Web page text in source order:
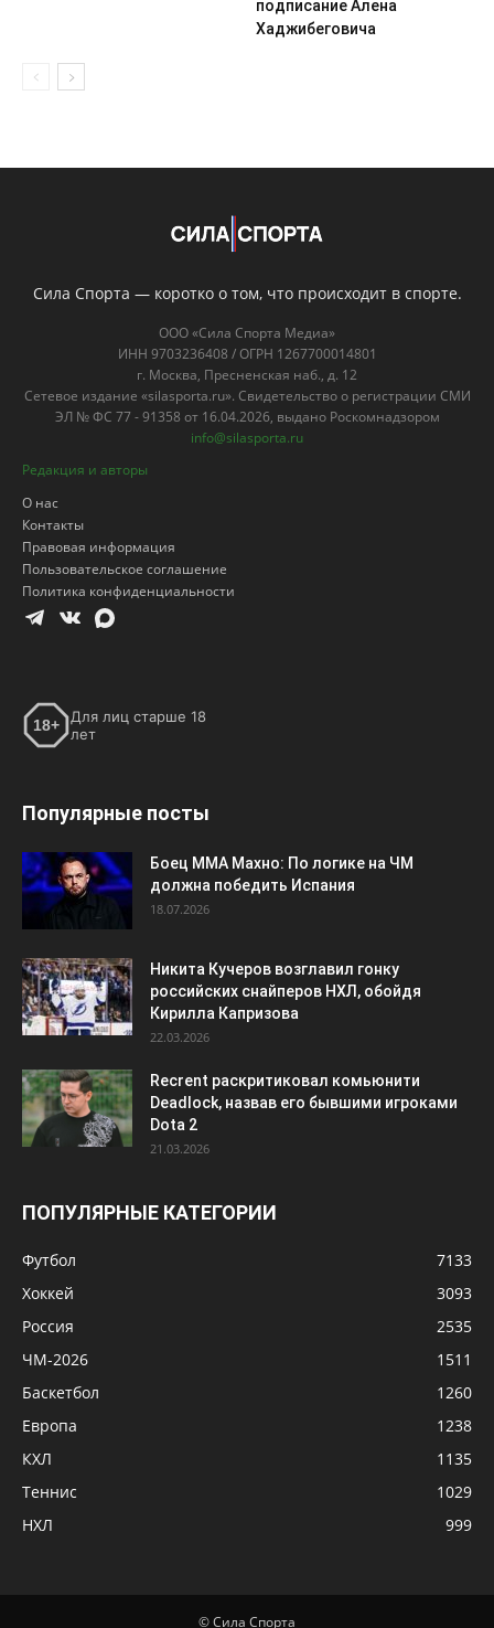
подписание Алена
Хаджибеговича
Сила Спорта — коротко о том, что происходит в спорте.
ООО «Сила Спорта Медиа»
ИНН 9703236408 / ОГРН 1267700014801
г. Москва, Пресненская наб., д. 12
Сетевое издание «silasporta.ru». Свидетельство о регистрации СМИ
ЭЛ № ФС 77 - 91358 от 16.04.2026, выдано Роскомнадзором
info@silasporta.ru
Редакция и авторы
О нас
Контакты
Правовая информация
Пользовательское соглашение
Политика конфиденциальности
18+
Для лиц старше 18
лет
Популярные посты
Боец ММА Махно: По логике на ЧМ
должна победить Испания
18.07.2026
Никита Кучеров возглавил гонку
российских снайперов НХЛ, обойдя
Кирилла Капризова
22.03.2026
Recrent раскритиковал комьюнити
Deadlock, назвав его бывшими игроками
Dota 2
21.03.2026
ПОПУЛЯРНЫЕ КАТЕГОРИИ
Футбол
7133
Хоккей
3093
Россия
2535
ЧМ-2026
1511
Баскетбол
1260
Европа
1238
КХЛ
1135
Теннис
1029
НХЛ
999
© Сила Спорта